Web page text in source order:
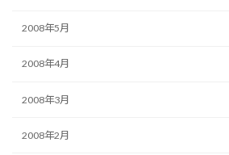
2008年5月
2008年4月
2008年3月
2008年2月